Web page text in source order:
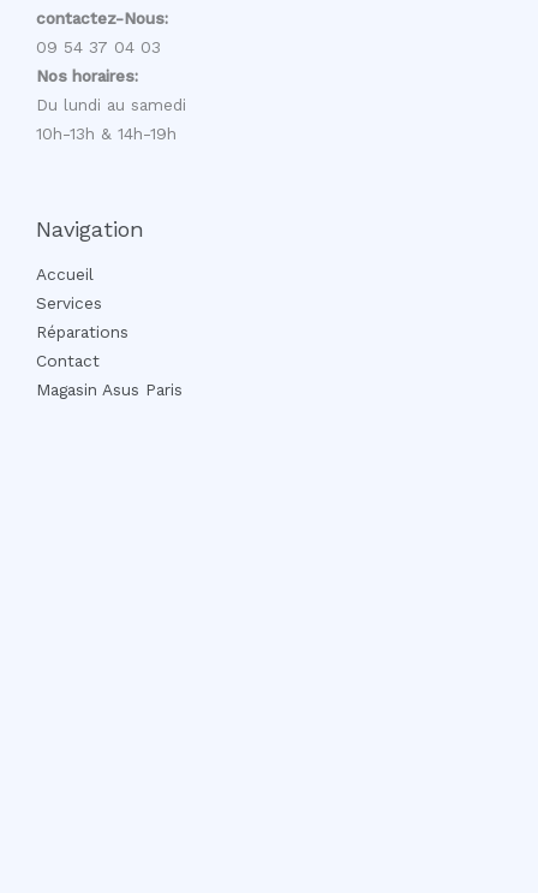
contactez-Nous:
09 54 37 04 03
Nos horaires:
Du lundi au samedi
10h-13h & 14h-19h
Navigation
Accueil
Services
Réparations
Contact
Magasin Asus Paris